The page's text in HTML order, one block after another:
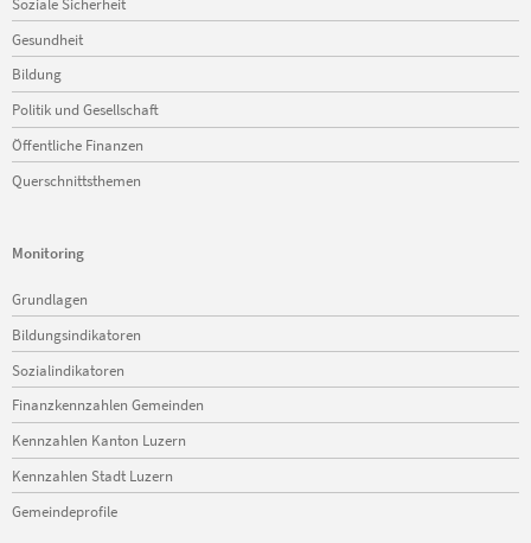
Gesundheit
Bildung
Politik und Gesellschaft
Öffentliche Finanzen
Querschnittsthemen
Monitoring
Navigation
überspringen
Grundlagen
Bildungsindikatoren
Sozialindikatoren
Finanzkennzahlen Gemeinden
Kennzahlen Kanton Luzern
Kennzahlen Stadt Luzern
Gemeindeprofile